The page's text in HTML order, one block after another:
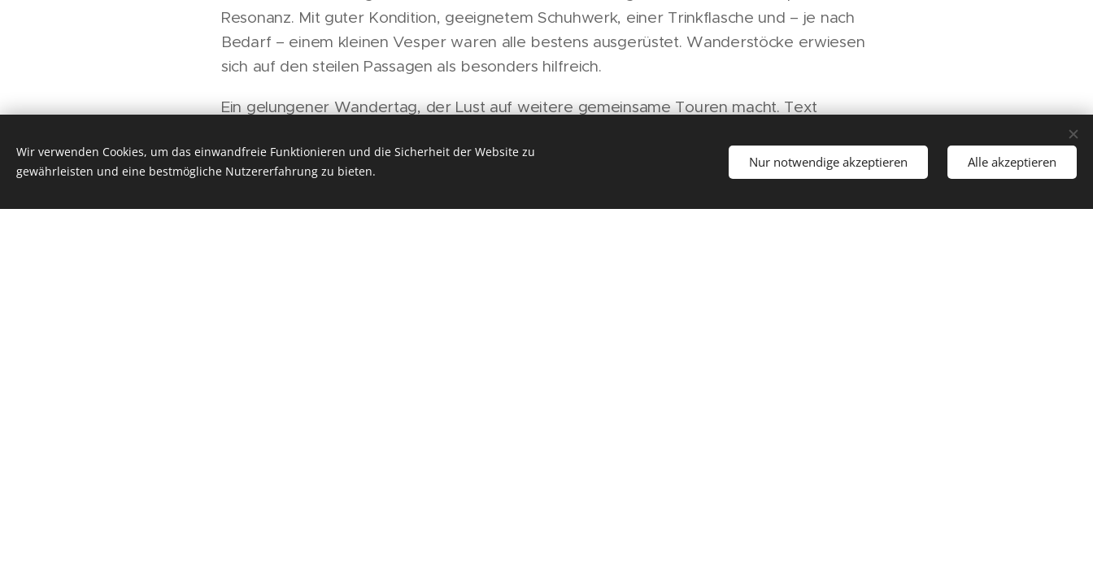
Resonanz. Mit guter Kondition, geeignetem Schuhwerk, einer Trinkflasche und – je nach
Bedarf – einem kleinen Vesper waren alle bestens ausgerüstet. Wanderstöcke erwiesen
sich auf den steilen Passagen als besonders hilfreich.
Ein gelungener Wandertag, der Lust auf weitere gemeinsame Touren macht. Text
Wir verwenden Cookies, um das einwandfreie Funktionieren und die Sicherheit der Website zu
gewährleisten und eine bestmögliche Nutzererfahrung zu bieten.
Nur notwendige akzeptieren Alle akzeptieren